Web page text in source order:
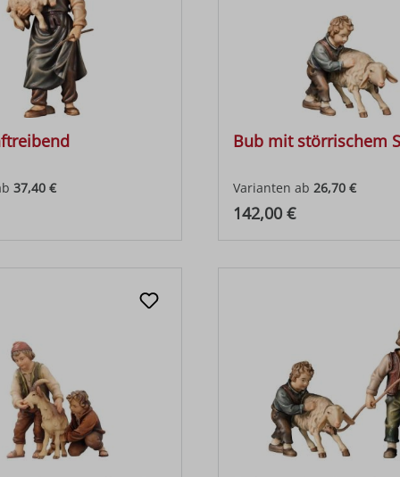
37,40 €
Bub mit störrischem
Varianten ab 26,70 €
Regulärer Preis:
142,00 €